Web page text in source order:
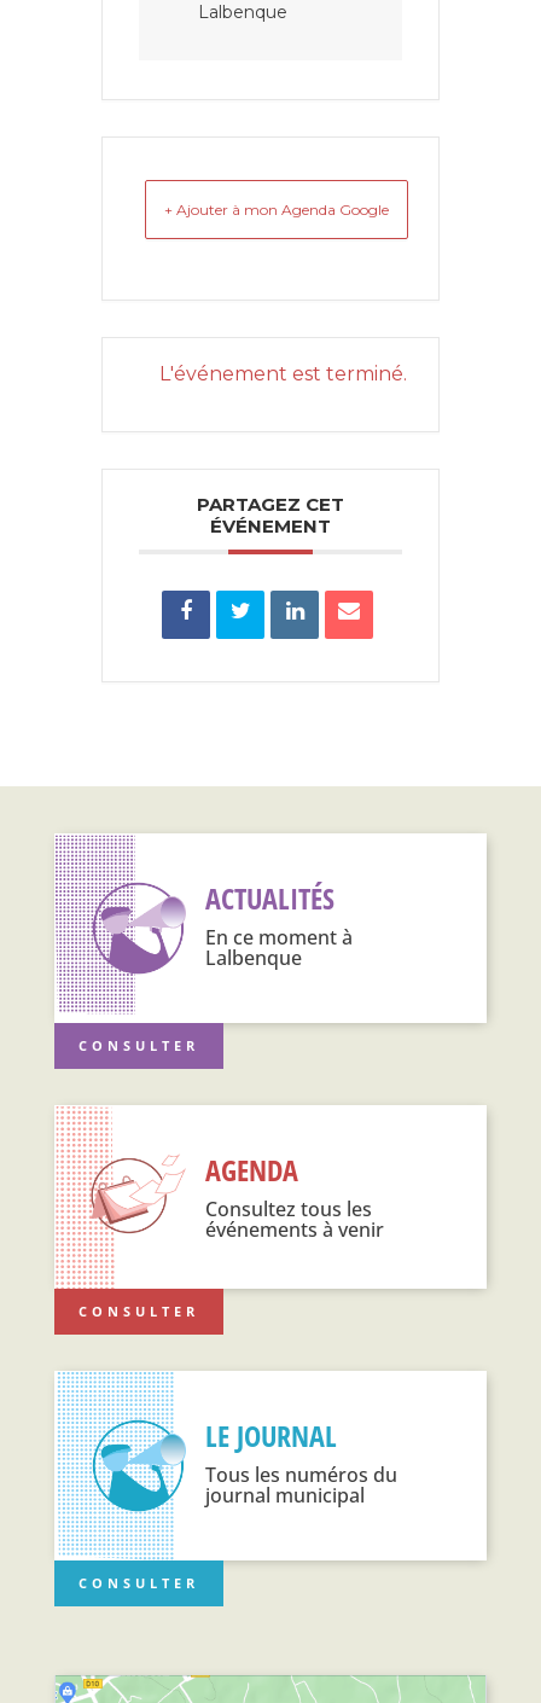
Lalbenque
+ Ajouter à mon Agenda Google
L'événement est terminé.
PARTAGEZ CET
ÉVÉNEMENT
ACTUALITÉS
En ce moment à
Lalbenque
CONSULTER
AGENDA
Consultez tous les
événements à venir
CONSULTER
LE JOURNAL
Tous les numéros du
journal municipal
CONSULTER